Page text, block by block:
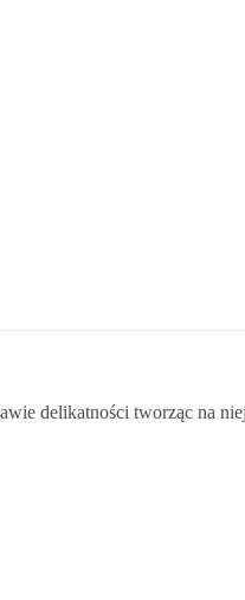
delikatności tworząc na